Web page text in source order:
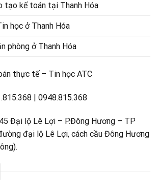
tạo kế toán tại Thanh Hóa
học ở Thanh Hóa
phòng ở Thanh Hóa
thực tế – Tin học ATC
|0948.815.368
Đại lộ Lê Lợi – P.Đông Hương – TP
đại lộ Lê Lợi, cách cầu Đông Hương